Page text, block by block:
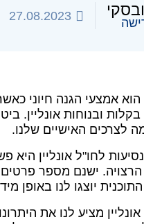
27.08.2023
אמצעי הגנה חיוני
ובנוחות אונליין.
לצרכים האישיים שלנו.
לחו"ל אונליין
הרצויה. ישנם מספר
יוצגו לנו באופן
אונליין מציע לנו את